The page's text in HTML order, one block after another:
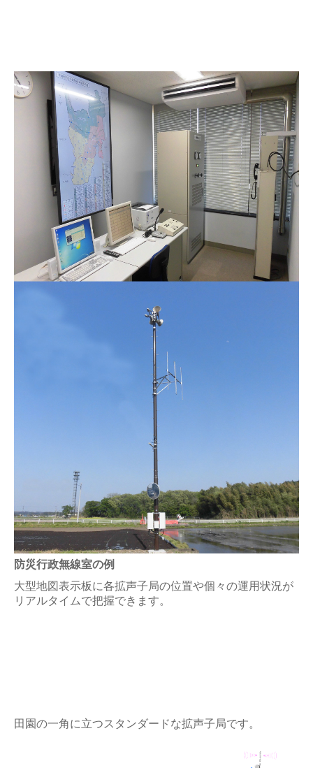
防災行政無線室の例
大型地図表示板に各拡声子局の位置や個々の運用状況が
リアルタイムで把握できます。
田園の一角に立つスタンダードな拡声子局です。